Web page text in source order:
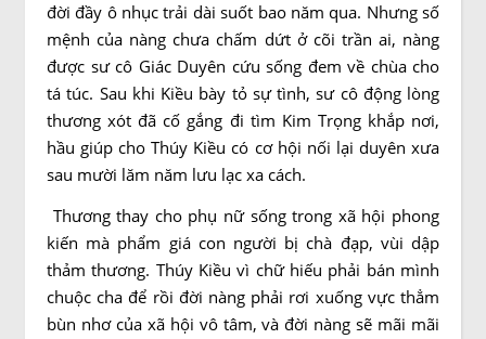
đời đầy ô nhục trải dài suốt bao năm qua. Nhưng số
mệnh của nàng chưa chấm dứt ở cõi trần ai, nàng
được sư cô Giác Duyên cứu sống đem về chùa cho
tá túc. Sau khi Kiều bày tỏ sự tình, sư cô động lòng
thương xót đã cố gắng đi tìm Kim Trọng khắp nơi,
hầu giúp cho Thúy Kiều có cơ hội nối lại duyên xưa
sau mười lăm năm lưu lạc xa cách.
Thương thay cho phụ nữ sống trong xã hội phong
kiến mà phẩm giá con người bị chà đạp, vùi dập
thảm thương. Thúy Kiều vì chữ hiếu phải bán mình
chuộc cha để rồi đời nàng phải rơi xuống vực thẳm
bùn nhơ của xã hội vô tâm, và đời nàng sẽ mãi mãi